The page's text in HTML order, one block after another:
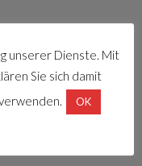
unserer Dienste. Mit
Sie sich damit
OK